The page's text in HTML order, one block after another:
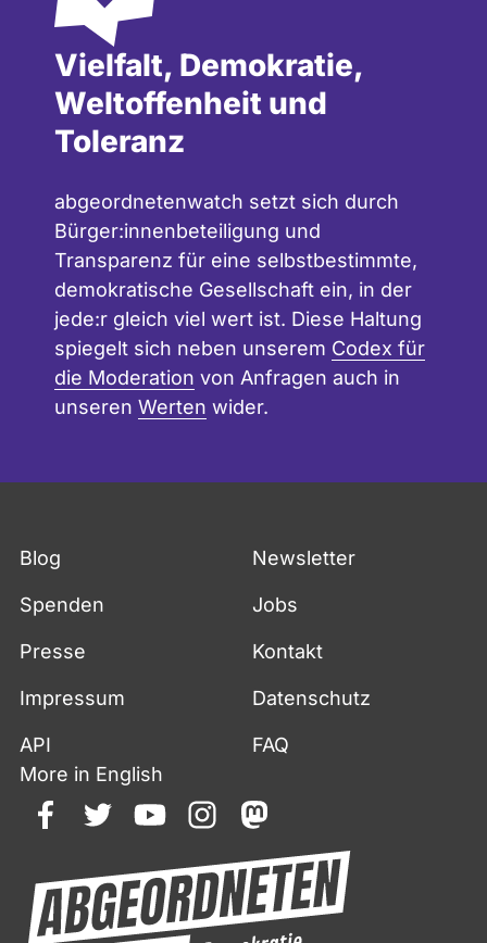
Vielfalt, Demokratie,
Weltoffenheit und
Toleranz
abgeordnetenwatch setzt sich durch
Bürger:innenbeteiligung und
Transparenz für eine selbstbestimmte,
demokratische Gesellschaft ein, in der
jede:r gleich viel wert ist. Diese Haltung
spiegelt sich neben unserem Codex für
die Moderation von Anfragen auch in
unseren Werten wider.
Blog Newsletter
Spenden Jobs
Presse Kontakt
Impressum Datenschutz
API
FAQ
More in English
facebooktwitteryoutubeinstagrammastodon